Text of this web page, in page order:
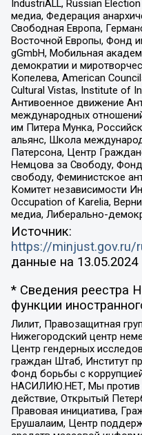
IndustriALL, Russian
медиа, Федерация
Свободная Европа,
Восточной Европы, Фонд
gGmbH, Мобильная
демократии и
Копелева, American
Cultural Vistas, Institute of
Антивоенное движение
международных
им Питера Мунка,
альянс, Школа
Патерсона, Центр
Немцова за Свободу,
свободу, Феминистское
Комитет независимости
Occupation of Karelia,
медиа, Либерально-
Источник:
https://
данные на 13.05.2024
* Сведения реестра
функции
Лилит, Правозащитная
Нижегородский центр
Центр гендерных
граждан Штаб, Институт
Фонд борьбы с
НАСИЛИЮ.НЕТ, Мы против
действие, Открытый
Правовая инициатива,
Ерушалаим, Центр